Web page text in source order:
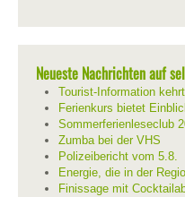
Neueste Nachrichten auf
Tourist-Information
Ferienkurs bietet
Sommerferienleseclub
Zumba bei der VHS
Polizeibericht vom 5.8.
Energie, die in der
Finissage mit